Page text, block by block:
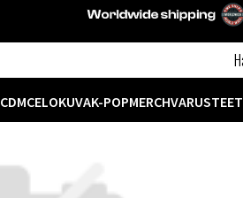
CDMCELOKUVAK-POPMERCHVARUSTEET